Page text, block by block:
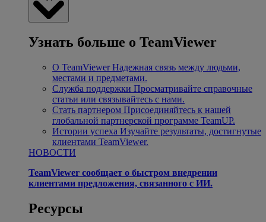
Узнать больше о TeamViewer
О TeamViewer Надежная связь между людьми,
местами и предметами.
Служба поддержки Просматривайте справочные
статьи или связывайтесь с нами.
Стать партнером Присоединяйтесь к нашей
глобальной партнерской программе TeamUP.
Истории успеха Изучайте результаты, достигнутые
клиентами TeamViewer.
НОВОСТИ
TeamViewer сообщает о быстром внедрении
клиентами предложения, связанного с ИИ.
Ресурсы